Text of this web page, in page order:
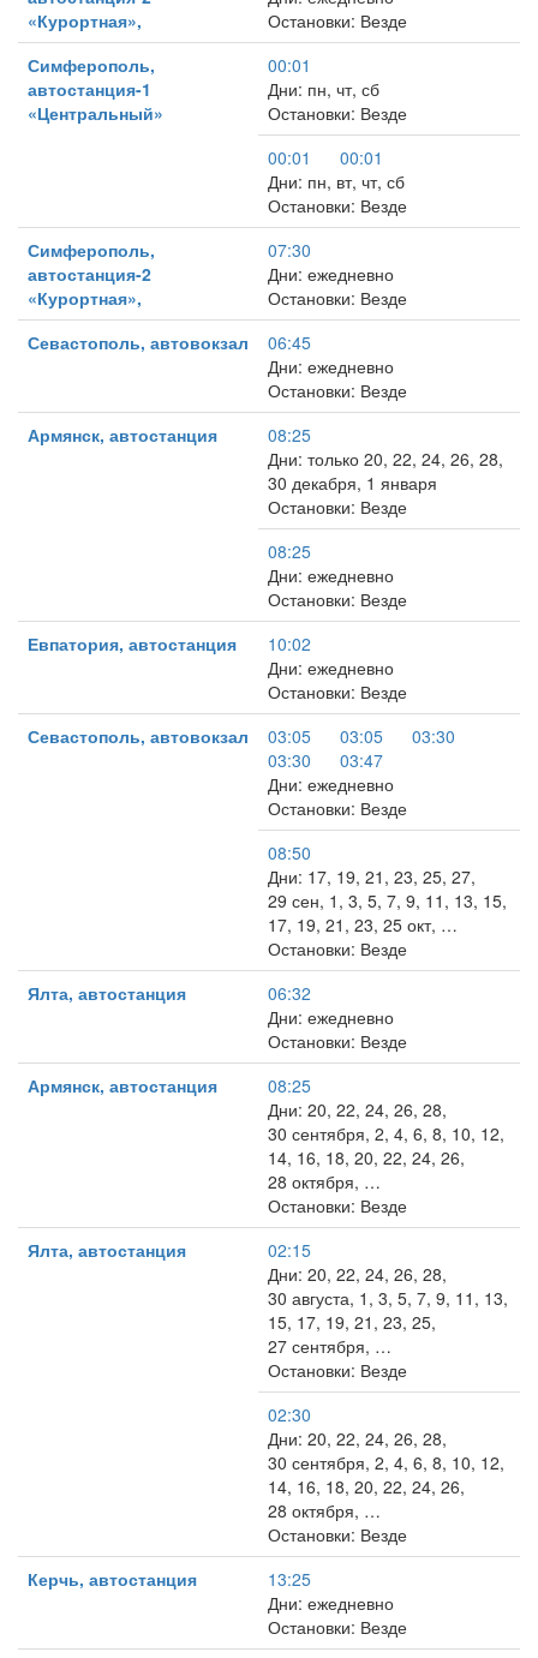
«Курортная»,
Остановки: Везде
Симферополь,
автостанция-1
«Центральный»
00:01
Дни: пн, чт, сб
Остановки: Везде
00:01
00:01
Дни: пн, вт, чт, сб
Остановки: Везде
Симферополь,
автостанция-2
«Курортная»,
07:30
Дни: ежедневно
Остановки: Везде
Севастополь, автовокзал
06:45
Дни: ежедневно
Остановки: Везде
Армянск, автостанция
08:25
Дни: только 20, 22, 24, 26, 28,
30 декабря, 1 января
Остановки: Везде
08:25
Дни: ежедневно
Остановки: Везде
Евпатория, автостанция
10:02
Дни: ежедневно
Остановки: Везде
Севастополь, автовокзал
03:05 03:05
03:30
03:30
03:47
Дни: ежедневно
Остановки: Везде
08:50
Дни: 17, 19, 21, 23, 25, 27,
29 сен, 1, 3, 5, 7, 9, 11, 13, 15,
17, 19, 21, 23, 25 окт, …
Остановки: Везде
Ялта, автостанция
06:32
Дни: ежедневно
Остановки: Везде
Армянск, автостанция
08:25
Дни: 20, 22, 24, 26, 28,
30 сентября, 2, 4, 6, 8, 10, 12,
14, 16, 18, 20, 22, 24, 26,
28 октября, …
Остановки: Везде
Ялта, автостанция
02:15
Дни: 20, 22, 24, 26, 28,
30 августа, 1, 3, 5, 7, 9, 11, 13,
15, 17, 19, 21, 23, 25,
27 сентября, …
Остановки: Везде
02:30
Дни: 20, 22, 24, 26, 28,
30 сентября, 2, 4, 6, 8, 10, 12,
14, 16, 18, 20, 22, 24, 26,
28 октября, …
Остановки: Везде
Керчь, автостанция
13:25
Дни: ежедневно
Остановки: Везде